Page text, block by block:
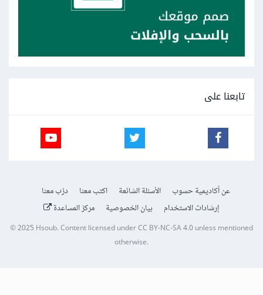
تابعنا على
عن أكاديمية حسوب الأسئلة الشائعة اكتب معنا
درّب معنا
إرشادات الاستخدام
بيان الخصوصية مركز المساعدة
© 2025 Hsoub.Content licensed underCC BY-NC-SA 4.0unless mentioned
otherwise.